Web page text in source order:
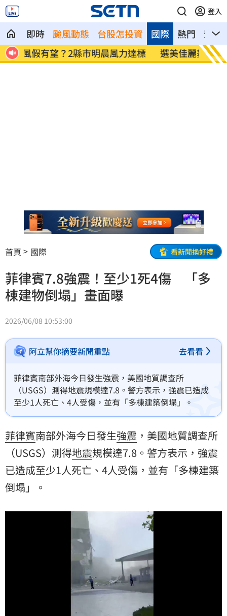
登入
即時 颱風動態 台股怎投資 熱門 影音
國際
選美佳麗舞台「與蛇共舞」爆紅 結果慘
了
主機
潰
首頁 國際 看新聞換好禮
菲律賓7.8強震！至少1死4傷 「多
棟建物倒塌」畫面曝
2026/06/08 10:53:00
阿立幫你摘要新聞重點 去看看
菲律賓南部外海今日發生強震，美國地質調查所
（USGS）測得地震規模達7.8。警方表示，強震已造成
至少1人死亡、4人受傷，並有「多棟建築倒塌」。
菲律賓南部外海今日發生強震 ，美國地質調查所
（USGS）測得地震規模達7.8。警方表示，強震
已造成至少1人死亡、4人受傷，並有「多棟建築
倒塌」。